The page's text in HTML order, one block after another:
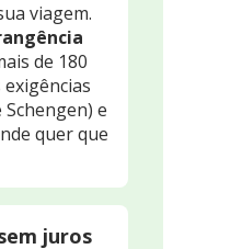
viagem.
de 180
e
quer que
juros